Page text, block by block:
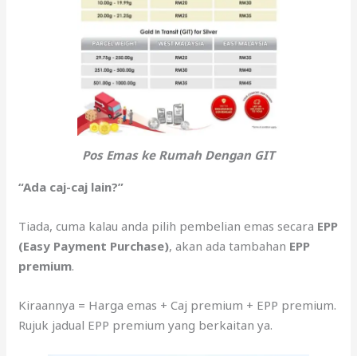
Pos Emas ke Rumah Dengan GIT
“Ada caj-caj lain?”
Tiada, cuma kalau anda pilih pembelian emas secara EPP
(Easy Payment Purchase), akan ada tambahan EPP
premium.
Kiraannya = Harga emas + Caj premium + EPP premium.
Rujuk jadual EPP premium yang berkaitan ya.